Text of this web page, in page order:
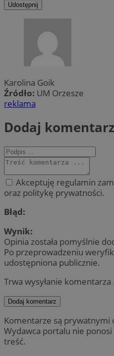
Udostępnij
Karolina Goik
Źródło: UM Orzesze
reklama
Dodaj komentarz
Akceptuję regulamin
oraz politykę prywatności.
Błąd:
Wynik:
Opinia została pomyślnie
Po przeprowadzeniu
udostępniona publicznie.
Trwa wysyłanie komentarza
Dodaj komentarz
Komentarze są
Wydawca portalu nie
treść.